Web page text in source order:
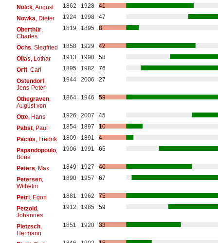
Nölck, August 1862 1928
41
Nowka , Dieter 1924 1998
47
Oberthür,
Charles
1819 1895 8
Ochs , Siegfried 1858 1929
42
Olias , Lothar 1913 1990
58
Orff, Carl 1895 1982
76
Ostendorf,
Jens-Peter
1944 2006 27
Othegraven,
August von
1864 1946 59
Otte, Hans 1926 2007
45
Pabst, Paul 1854 1897
10
Pacius , Fredrik 1809 1891
4
Papandopoulo,
Boris
1906 1991 65
Peters , Max 1849 1927
40
Petersen,
Wilhelm
1890 1957 67
Petri, Egon 1881 1962
75
Petzold,
Johannes
1912 1985 59
Pietzsch,
Hermann
1851 1920 33